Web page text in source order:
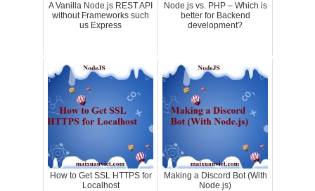
A Vanilla Node.js REST API
without Frameworks such
us Express
Node.js vs. PHP – Which is
better for Backend
development?
How to Get SSL HTTPS for
Localhost
Making a Discord Bot (With
Node.js)